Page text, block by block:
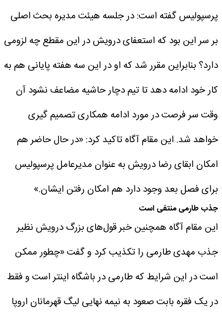
پرسپولیس گفته است: در جلسه هیئت مدیره بحث اصلی
بر سر این بود که استعفای درویش در این مقطع چه لزومی
دارد؟ بنابراین مقرر شد که او در این سه هفته پایانی هم به
کار خود ادامه دهد تا تیم دچار حاشیه مضاعف نشود آن
وقت سر فرصت در مورد ادامه همکاری تصمیم گیری
خواهد شد. این مقام آگاه تاکید کرد: «در حال حاضر هم
امکان ابقای رضا درویش به عنوان مدیرعامل پرسپولیس
برای فصل بعد وجود دارد هم امکان رفتن ایشان.»
جذب طارمی منتفی است
این مقام آگاه همچنین خبر قول‌های بزرگ درویش نظیر
جذب مهدی طارمی را تکذیب کرد و گفت «چطور ممکن
است در این شرایط که طارمی در باشگاه اینتر است و فقط
در یک فقره بابت صعود به نیمه نهایی لیگ قهرمانان اروپا